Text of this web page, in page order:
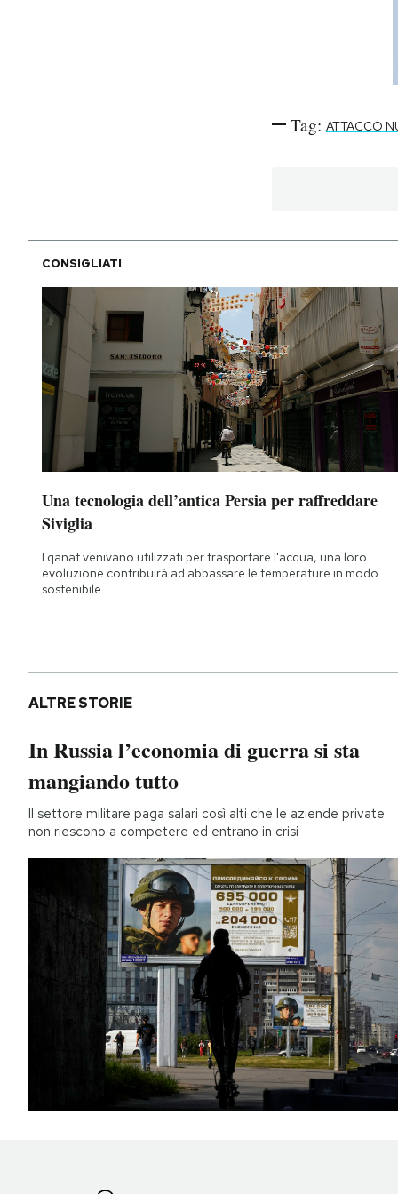
Tag: ATTACCO
CONSIGLIATI
Una tecnologia dell’antica Persia per raffreddare
Siviglia
I qanat venivano utilizzati per trasportare l'acqua, una loro
evoluzione contribuirà ad abbassare le temperature in modo
sostenibile
ALTRE STORIE
In Russia l’economia di guerra si sta
mangiando tutto
Il settore militare paga salari così alti che le aziende private
non riescono a competere ed entrano in crisi